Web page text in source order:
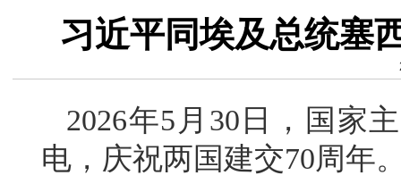
习近平同埃及总统塞
2026年5月30日，国家
电，庆祝两国建交70周年